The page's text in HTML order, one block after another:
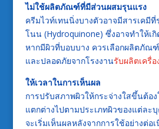
ไม่ใช้ผลิตภัณฑ์ที่มีส่วนผสมรุนแรง
ครีมไวท์เทนนิ่งบางตัวอาจมีสารเคมี
โนน (Hydroquinone) ซึ่งอาจทำให้เกิ
หากมีผิวที่บอบบาง ควรเลือกผลิตภั
และปลอดภัยจากโรงงานรับผลิตเครื่อ
ให้เวลาในการเห็นผล
การปรับสภาพผิวให้กระจ่างใสขึ้นต้อ
แตกต่างไปตามประเภทผิวของแต่ละ
จะเริ่มเห็นผลหลังจากการใช้อย่างต่อ